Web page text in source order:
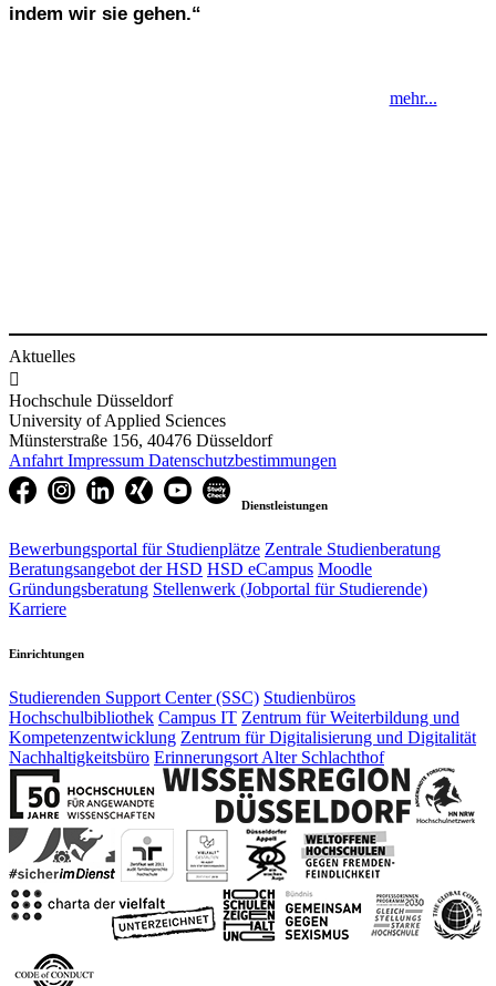
indem wir sie gehen.“
mehr...
Aktuelles

Hochschule Düsseldorf
University of Applied Sciences
Münsterstraße 156, 40476 Düsseldorf
Anfahrt Impressum Datenschutzbestimmungen
Dienstleistungen
Bewerbungsportal für Studienplätze Zentrale Studienberatung
Beratungsangebot der HSD HSD eCampus Moodle
Gründungsberatung Stellenwerk (Jobportal für Studierende)
Karriere
Einrichtungen
Studierenden Support Center (SSC) Studienbüros
Hochschulbibliothek Campus IT Zentrum für Weiterbildung und
Kompetenzentwicklung Zentrum für Digitalisierung und Digitalität
Nachhaltigkeitsbüro Erinnerungsort Alter Schlachthof